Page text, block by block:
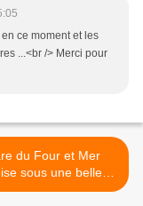
ce moment et les
...<br /> Merci pour
du Four et Mer
sous une belle
d'hiver (Janvier